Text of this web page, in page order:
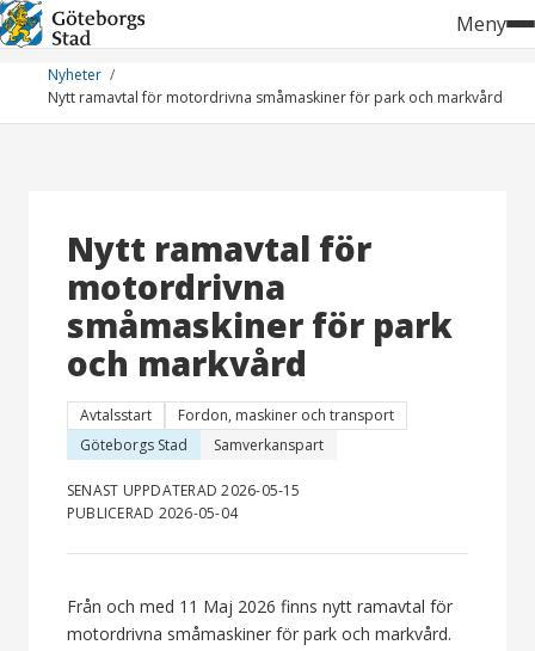
Hoppa
till
innehåll
Meny
Nyheter
Nytt ramavtal för motordrivna småmaskiner för park och markvård
Nytt ramavtal för
motordrivna
småmaskiner för park
och markvård
Avtalsstart
Fordon, maskiner och transport
Göteborgs Stad
Samverkanspart
SENAST UPPDATERAD 2026-05-15
PUBLICERAD 2026-05-04
Från och med 11 Maj 2026 finns nytt ramavtal för
motordrivna småmaskiner för park och markvård.